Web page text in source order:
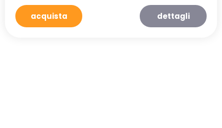
acquista dettagli